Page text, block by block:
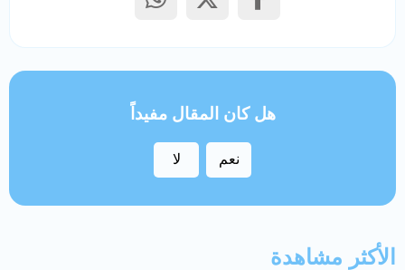
هل كان المقال مفيداً
نعم لا
الأكثر مشاهدة